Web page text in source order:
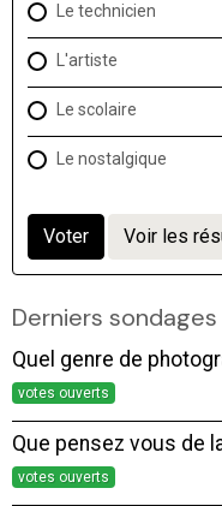
Le technicien
L'artiste
Le scolaire
Le nostalgique
Voter Voir les
Derniers sondages
Quel genre de
votes ouverts
Que pensez vous de
votes ouverts